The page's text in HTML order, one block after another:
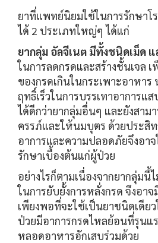
ยาที่แพทย์นิยมใช้ในการรักษาโ
ได้ 2 ประเภทใหญ่ๆ ได้แก่
ยากลุ่ม อัลจีเนต มีทั้งชนิดเม็ด
ในการลดกรดและสร้างชั้นเจล
ของกรดเกินในกระเพาะอาหาร
ฤทธิ์เร็วในการบรรเทาอาการ
ได้ดีกว่ายากลุ่มอื่นๆ และยังสาม
ครรภ์และให้นมบุตร ด้วยประสิ
อาการและความปลอดภัยจึงอา
รักษาเบื้องต้นแก่ผู้ป่วย
อย่างไรก็ตามเนื่องจากยากลุ่มนี้
ในการยับยั้งการหลั่งกรด จึงอา
เพียงพอที่จะใช้เป็นยาชนิดเดีย
ป่วยมีอาการกรดไหลย้อนที่รุนแ
หลอดอาหารอักเสบร่วมด้วย